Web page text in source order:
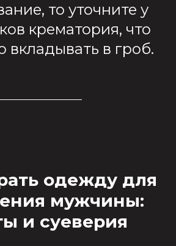
то уточните у
крематория, что
вкладывать в гроб.
одежду для
мужчины:
и суеверия